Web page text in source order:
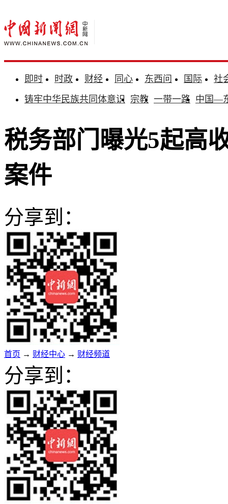
即时 时政 财经 同心 东西问 国际
社
铸牢中华民族共同体意识 宗教 一带一路 中国—
税务部门曝光5起高
案件
分享到：
首页 → 财经中心 → 财经频道
分享到：